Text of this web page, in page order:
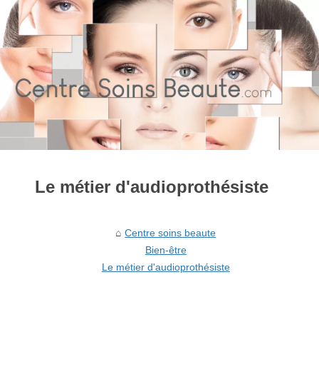
Le métier d'audioprothésiste
Centre soins beaute
Bien-être
Le métier d'audioprothésiste